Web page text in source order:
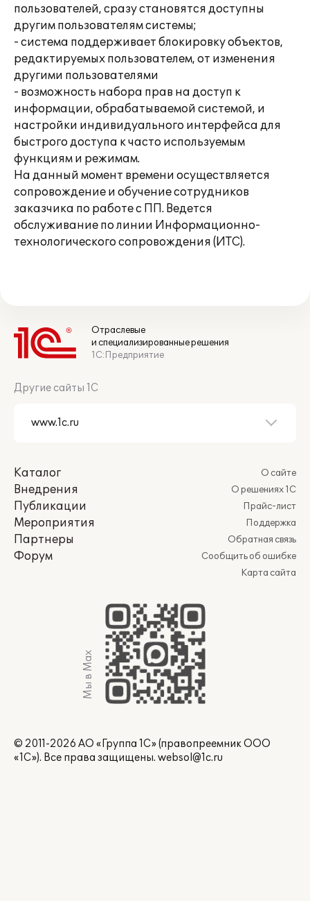
пользователей, сразу становятся доступны
другим пользователям системы;
- система поддерживает блокировку объектов,
редактируемых пользователем, от изменения
другими пользователями
- возможность набора прав на доступ к
информации, обрабатываемой системой, и
настройки индивидуального интерфейса для
быстрого доступа к часто используемым
функциям и режимам.
На данный момент времени осуществляется
сопровождение и обучение сотрудников
заказчика по работе с ПП. Ведется
обслуживание по линии Информационно-
технологического сопровождения (ИТС).
Отраслевые
и специализированные решения
1С:Предприятие
Другие сайты 1С
Каталог
Внедрения
Публикации
Мероприятия
Партнеры
Форум
О сайте
О решениях 1С
Прайс-лист
Поддержка
Обратная связь
Сообщить об ошибке
Карта сайта
Мы в Max
© 2011-2026 АО «Группа 1С» (правопреемник ООО
«1С»). Все права защищены. websol@1c.ru